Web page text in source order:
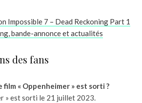
Impossible 7 – Dead Reckoning Part 1
bande-annonce et actualités
des fans
film « Oppenheimer » est sorti ?
» est sorti le 21 juillet 2023.